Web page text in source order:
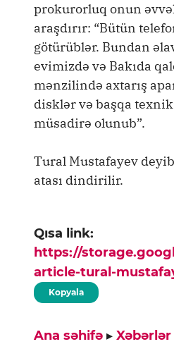
prokurorluq onun
araşdırır: “Bütün
götürüblər. Bundan
evimizdə və Bakıda
mənzilində axtarış
disklər və başqa
müsadirə olunub”.
Tural Mustafayev
atası dindirilir.
Qısa link:
https://
article-tural-
Kopyala
Ana səhifə ▸ Xəbərlər